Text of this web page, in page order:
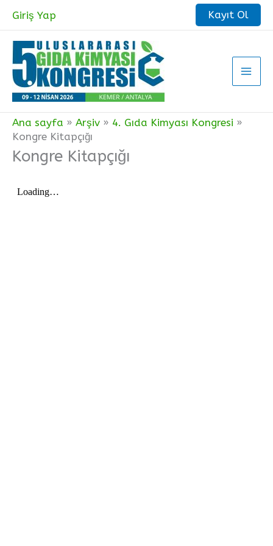
Giriş Yap Kayıt Ol
Ana sayfa Arşiv
4. Gıda Kimyası Kongresi
Kongre Kitapçığı
Kongre Kitapçığı